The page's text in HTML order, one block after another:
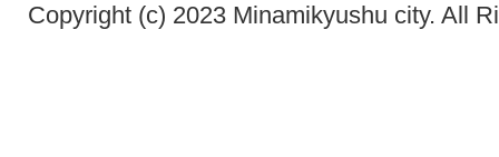
Copyright (c) 2023 Minamikyushu city. All